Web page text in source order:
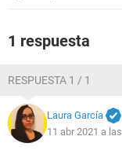
1 respuesta
RESPUESTA 1 / 1
Laura García
11 abr 2021 a